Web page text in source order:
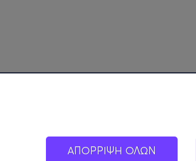
ΑΠΟΡΡΙΨΗ ΟΛΩΝ